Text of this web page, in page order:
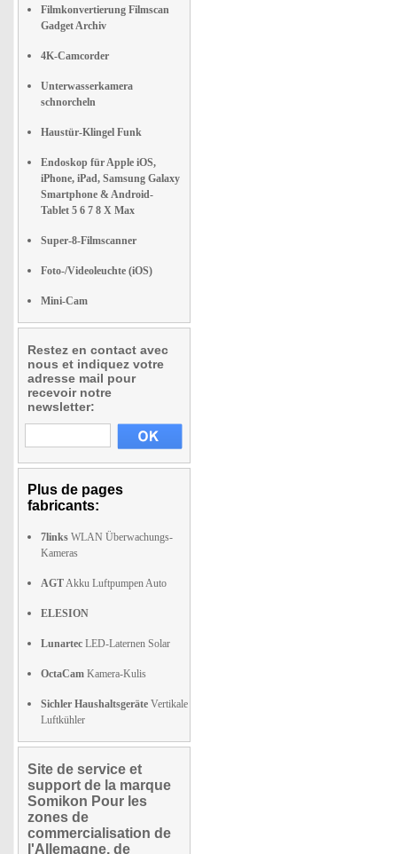
Filmkonvertierung Filmscan
Gadget Archiv
4K-Camcorder
Unterwasserkamera
schnorcheln
Haustür-Klingel Funk
Endoskop für Apple iOS,
iPhone, iPad, Samsung Galaxy
Smartphone & Android-
Tablet 5 6 7 8 X Max
Super-8-Filmscanner
Foto-/Videoleuchte (iOS)
Mini-Cam
Restez en contact avec
nous et indiquez votre
adresse mail pour
recevoir notre
newsletter:
Plus de pages
fabricants:
7links WLAN Überwachungs-
Kameras
AGTAkku Luftpumpen Auto
ELESION
Lunartec LED-Laternen Solar
OctaCam Kamera-Kulis
Sichler Haushaltsgeräte Vertikale
Luftkühler
Site de service et
support de la marque
Somikon Pour les
zones de
commercialisation de
l'Allemagne, de